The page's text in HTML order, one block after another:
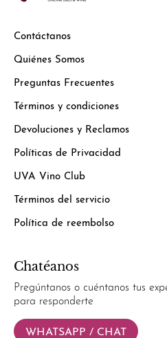
Contáctanos
Quiénes Somos
Preguntas Frecuentes
Términos y condiciones
Devoluciones y Reclamos
Políticas de Privacidad
UVA Vino Club
Términos del servicio
Política de reembolso
Chatéanos
Pregúntanos o cuéntanos tus
para responderte
WHATSAPP / CHAT